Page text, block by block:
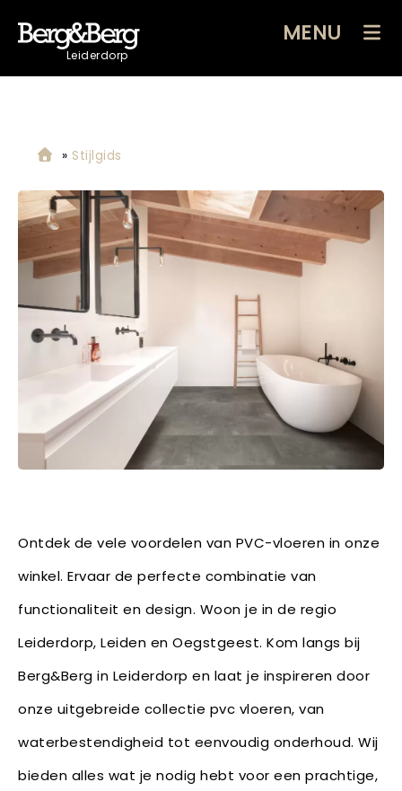
Leiderdorp
MENU
» Stijlgids
Ontdek de vele voordelen van PVC-vloeren in onze
winkel. Ervaar de perfecte combinatie van
functionaliteit en design. Woon je in de regio
Leiderdorp, Leiden en Oegstgeest. Kom langs bij
Berg&Berg in Leiderdorp en laat je inspireren door
onze uitgebreide collectie pvc vloeren, van
waterbestendigheid tot eenvoudig onderhoud. Wij
bieden alles wat je nodig hebt voor een prachtige,